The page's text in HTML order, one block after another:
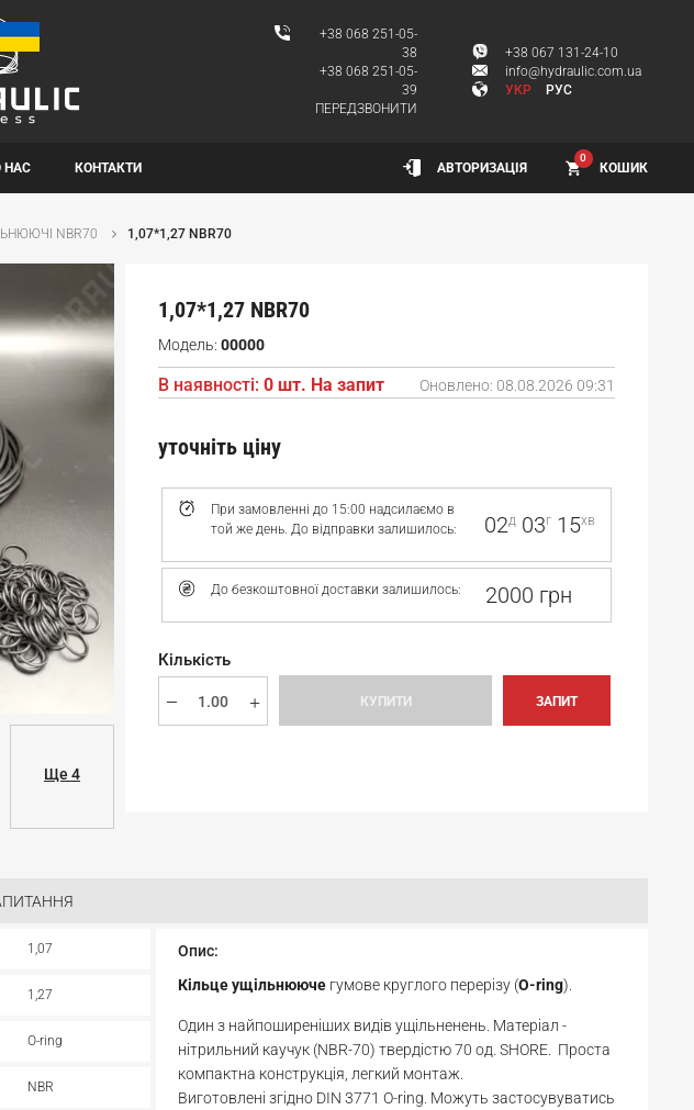
+38 068 251-05-
38
+38 068 251-05-
39
ПЕРЕДЗВОНИТИ
+38 067 131-24-10
info@hydraulic.com.ua
УКР
РУС
НАС КОНТАКТИ АВТОРИЗАЦІЯ КОШИК
0
NBR70 1,07*1,27 NBR70
Ще 4
1,07*1,27 NBR70
Модель: 00000
В наявності: 0 шт. На запит Оновлено: 08.08.2026 09:31
При замовленні до 15:00 надсилаємо в
той же день. До відправки залишилось:
02д 03г 15хв
До безкоштовної доставки залишилось: 2000 грн
уточніть ціну
Кількість
КУПИТИ ЗАПИТ
1,07
1,27
O-ring
NBR
Опис:
Кільцеущільнююче гумове круглого перерізу (O-ring).
Один з найпоширеніших видів ущільненень. Матеріал -
нітрильний каучук (NBR-70) твердістю 70 од. SHORE. Проста
компактна конструкція, легкий монтаж.
Виготовлені згідно DIN 3771 O-ring. Можуть застосувуватись